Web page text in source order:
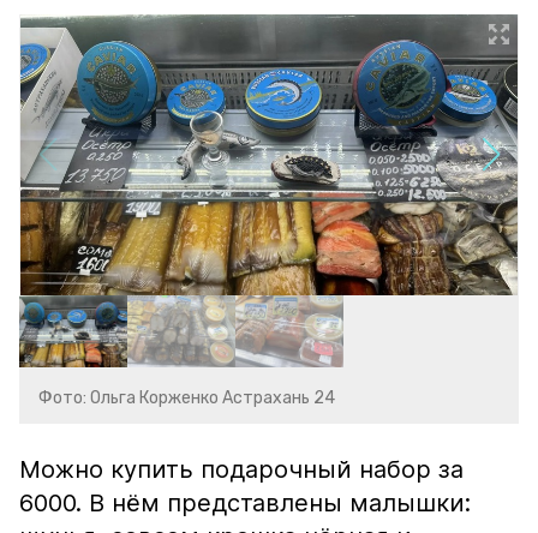
Фото: Ольга Корженко Астрахань 24
Можно купить подарочный набор за
6000. В нём представлены малышки: